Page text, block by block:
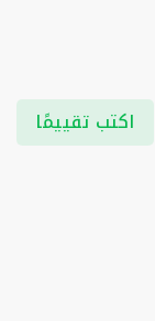
اكتب تقييمًا